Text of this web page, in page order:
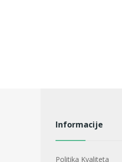
Informacije
Politika Kvaliteta